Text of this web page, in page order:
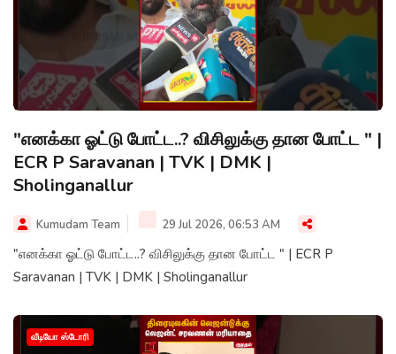
"எனக்கா ஓட்டு போட்ட..? விசிலுக்கு தான போட்ட " |
ECR P Saravanan | TVK | DMK |
Sholinganallur
Kumudam Team 29 Jul 2026, 06:53 AM
"எனக்கா ஓட்டு போட்ட..? விசிலுக்கு தான போட்ட " | ECR P
Saravanan | TVK | DMK | Sholinganallur
வீடியோ ஸ்டோரி